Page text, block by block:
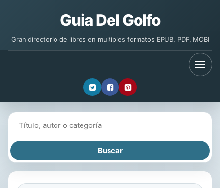
Guia Del Golfo
Gran directorio de libros en multiples formatos EPUB, PDF, MOBI